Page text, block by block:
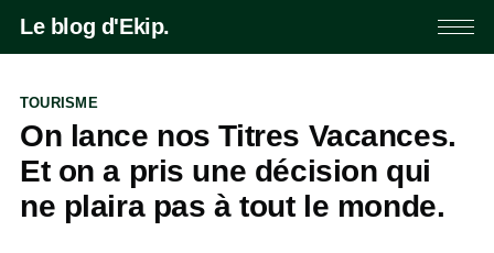
Le blog d'Ekip.
TOURISME
On lance nos Titres Vacances.
Et on a pris une décision qui
ne plaira pas à tout le monde.